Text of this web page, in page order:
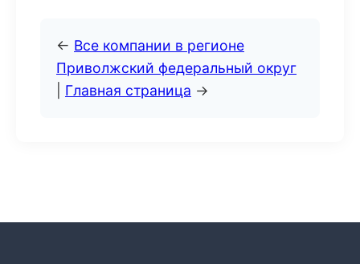
← Все компании в регионе
Приволжский федеральный округ
Главная страница →